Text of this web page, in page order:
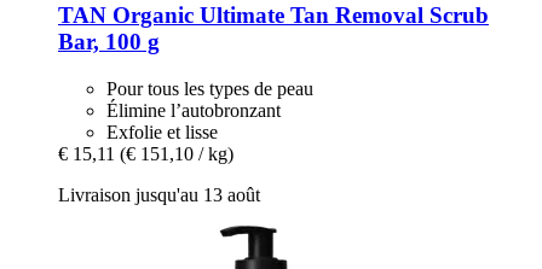
TAN Organic Ultimate Tan Removal Scrub
Bar, 100 g
Pour tous les types de peau
Élimine l’autobronzant
Exfolie et lisse
€ 15,11 (€ 151,10 / kg)
Livraison jusqu'au 13 août